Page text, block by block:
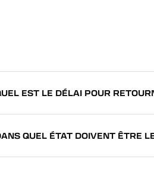
EST LE DÉLAI POUR
QUEL ÉTAT DOIVENT ÊTRE